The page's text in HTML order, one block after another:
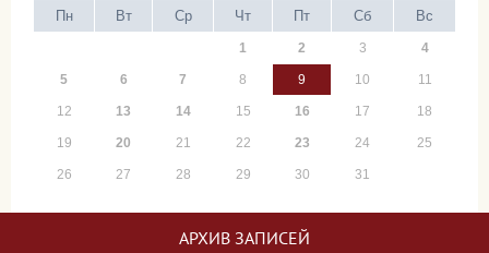
Пн
Вт Ср Чт Пт Сб Вс
1 2 3 4
5 6 7 8 9 10 11
12 13 14 15 16 17 18
19 20 21 22 23 24 25
26 27 28 29 30 31
АРХИВ ЗАПИСЕЙ